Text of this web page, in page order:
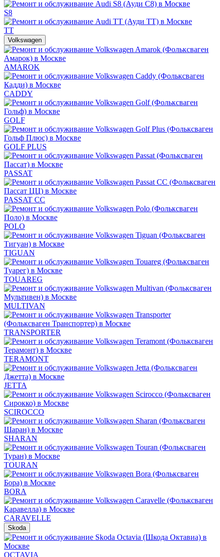
S8
TT
Volkswagen
AMAROK
CADDY
GOLF
GOLF PLUS
PASSAT
PASSAT CC
POLO
TIGUAN
TOUAREG
MULTIVAN
TRANSPORTER
TERAMONT
JETTA
SCIROCCO
SHARAN
TOURAN
BORA
CARAVELLE
Skoda
OCTAVIA